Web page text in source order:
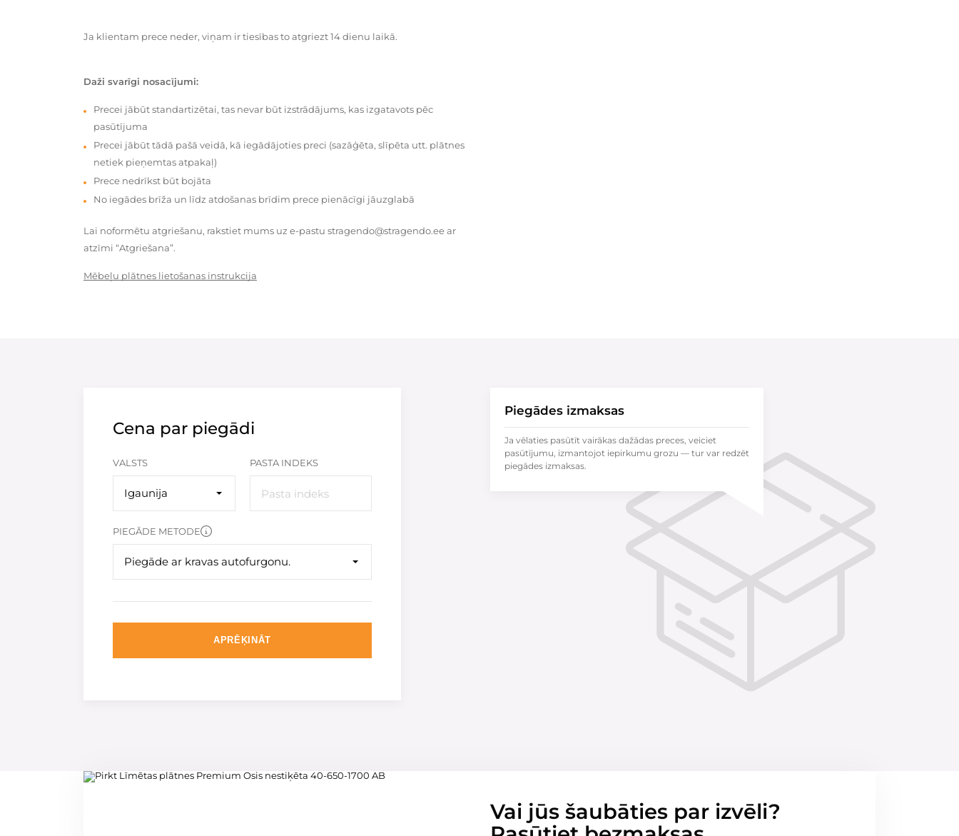
Ja klientam prece neder, viņam ir tiesības to atgriezt 14 dienu laikā.
Daži svarīgi nosacījumi:
Precei jābūt standartizētai, tas nevar būt izstrādājums, kas izgatavots pēc
pasūtījuma
Precei jābūt tādā pašā veidā, kā iegādājoties preci (sazāģēta, slīpēta utt. plātnes
netiek pieņemtas atpakaļ)
Prece nedrīkst būt bojāta
No iegādes brīža un līdz atdošanas brīdim prece pienācīgi jāuzglabā
Lai noformētu atgriešanu, rakstiet mums uz e-pastu stragendo@stragendo.ee ar
atzīmi “Atgriešana”.
Mēbeļu plātnes lietošanas instrukcija
Cena par piegādi
VALSTS
Igaunija
PASTA INDEKS
PIEGĀDE METODE
Piegāde ar kravas autofurgonu.
APRĒĶINĀT
Piegādes izmaksas
Ja vēlaties pasūtīt vairākas dažādas preces, veiciet
pasūtījumu, izmantojot iepirkumu grozu — tur var redzēt
piegādes izmaksas.
Vai jūs šaubāties par izvēli?